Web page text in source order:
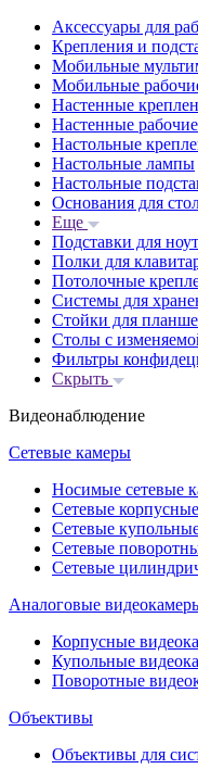
Аксессуары для
Крепления и
Мобильные
Мобильные
Настенные
Настенные
Настольные
Настольные лампы
Настольные
Основания для
Еще
Подставки для
Полки для
Потолочные
Системы для
Стойки для
Столы с
Фильтры
Скрыть
Видеонаблюдение
Сетевые камеры
Носимые сетевые
Сетевые
Сетевые
Сетевые
Сетевые
Аналоговые
Корпусные
Купольные
Поворотные
Объективы
Объективы для